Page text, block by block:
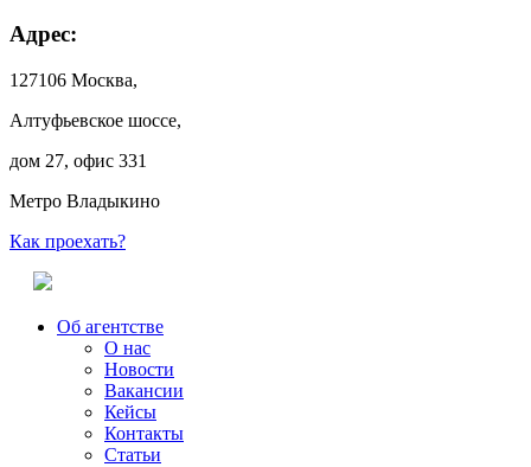
Адрес:
127106 Москва,
Алтуфьевское шоссе,
дом 27, офис 331
Метро Владыкино
Как проехать?
Об агентстве
О нас
Новости
Вакансии
Кейсы
Контакты
Статьи